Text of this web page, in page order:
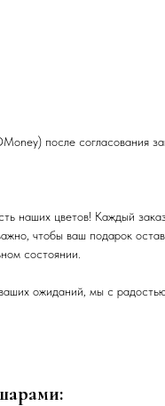
после согласования
наших цветов! Каждый
чтобы ваш подарок
состоянии.
ожиданий, мы с